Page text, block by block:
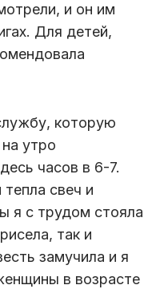
и он им
Для детей,
которую
утро
часов в 6-7.
свеч и
я с трудом стояла
так и
замучила и я
в возрасте